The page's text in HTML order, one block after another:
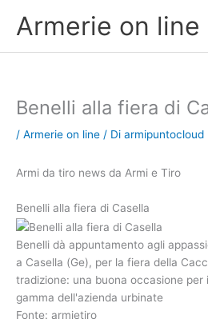
Armerie on line
Benelli alla fiera di
/ Armerie on line / Di armipuntocloud
Armi da tiro news da Armi e Tiro
Benelli alla fiera di Casella
Benelli dà appuntamento agli
a Casella (Ge), per la fiera della
tradizione: una buona occasione per
gamma dell'azienda urbinate
Fonte: armietiro